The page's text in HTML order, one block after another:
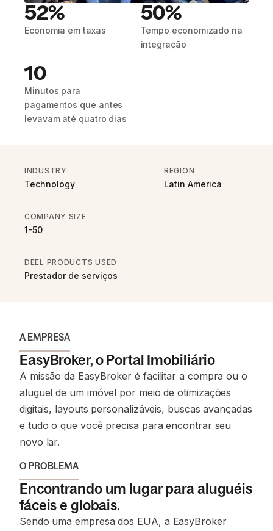
52%
Economia em taxas
50%
Tempo economizado na
integração
10
Minutos para
pagamentos que antes
levavam até quatro dias
INDUSTRY
Technology
REGION
Latin America
COMPANY SIZE
1-50
DEEL PRODUCTS USED
Prestador de serviços
A EMPRESA
EasyBroker, o Portal Imobiliário
A missão da EasyBroker é facilitar a compra ou o
aluguel de um imóvel por meio de otimizações
digitais, layouts personalizáveis, buscas avançadas
e tudo o que você precisa para encontrar seu
novo lar.
O PROBLEMA
Encontrando um lugar para aluguéis
fáceis e globais.
Sendo uma empresa dos EUA, a EasyBroker